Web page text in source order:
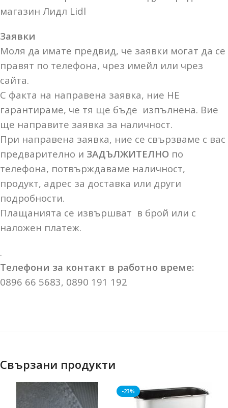
магазин Лидл Lidl
Заявки
Моля да имате предвид, че заявки могат да се
правят по телефона, чрез имейл или чрез
сайта.
С факта на направена заявка, ние НЕ
гарантираме, че тя ще бъде изпълнена. Вие
ще направите заявка за наличност.
При направена заявка, ние се свързваме с вас
предварително и ЗАДЪЛЖИТЕЛНО по
телефона, потвърждаваме наличност,
продукт, адрес за доставка или други
подробности.
Плащанията се извършват в брой или с
наложен платеж.
.
Телефони за контакт в работно време:
0896 66 5683, 0890 191 192
Свързани продукти
-23%